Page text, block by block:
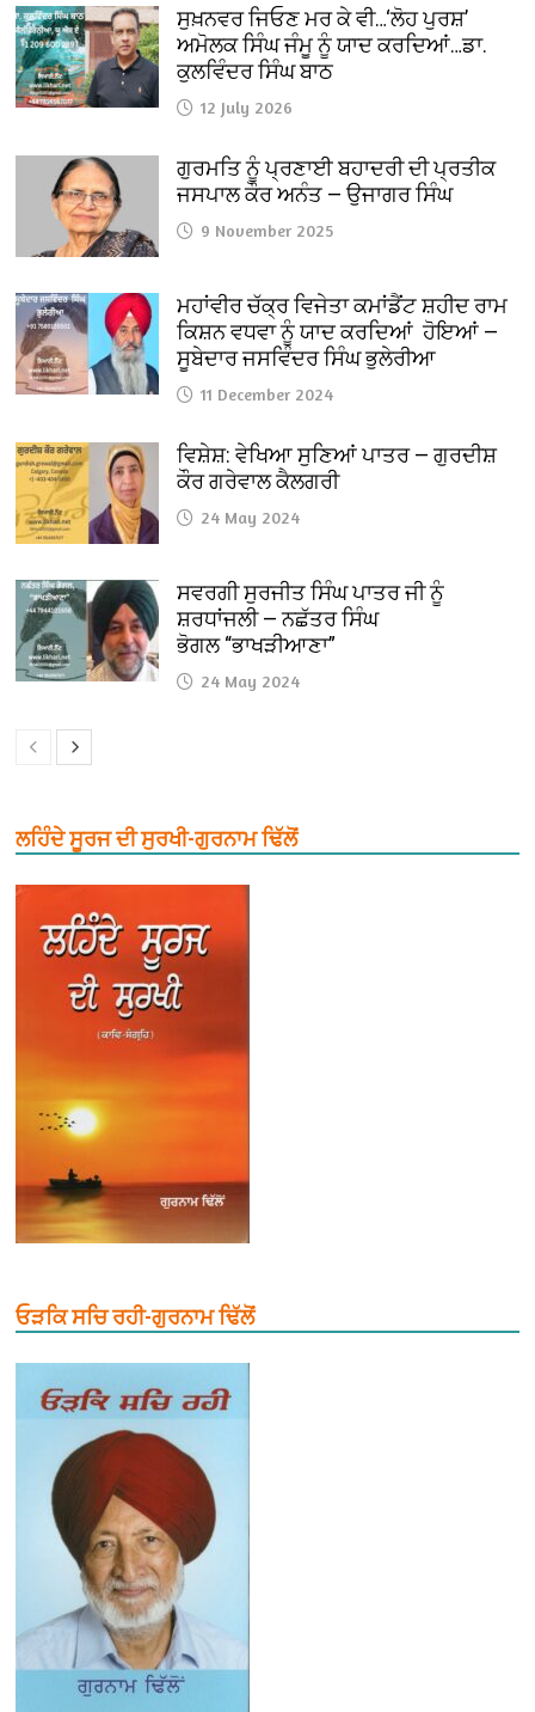
ਸੁਖ਼ਨਵਰ ਜਿਓਣ ਮਰ ਕੇ ਵੀ…‘ਲੋਹ ਪੁਰਸ਼’
ਅਮੋਲਕ ਸਿੰਘ ਜੰਮੂ ਨੂੰ ਯਾਦ ਕਰਦਿਆਂ…ਡਾ.
ਕੁਲਵਿੰਦਰ ਸਿੰਘ ਬਾਠ
12 July 2026
ਗੁਰਮਤਿ ਨੂੰ ਪ੍ਰਣਾਈ ਬਹਾਦਰੀ ਦੀ ਪ੍ਰਤੀਕ
ਜਸਪਾਲ ਕੌਰ ਅਨੰਤ — ਉਜਾਗਰ ਸਿੰਘ
9 November 2025
ਮਹਾਂਵੀਰ ਚੱਕ੍ਰ ਵਿਜੇਤਾ ਕਮਾਂਡੈਂਟ ਸ਼ਹੀਦ ਰਾਮ
ਕਿਸ਼ਨ ਵਧਵਾ ਨੂੰ ਯਾਦ ਕਰਦਿਆਂ ਹੋਇਆਂ —
ਸੂਬੇਦਾਰ ਜਸਵਿੰਦਰ ਸਿੰਘ ਭੁਲੇਰੀਆ
11 December 2024
ਵਿਸ਼ੇਸ਼: ਵੇਖਿਆ ਸੁਣਿਆਂ ਪਾਤਰ — ਗੁਰਦੀਸ਼
ਕੌਰ ਗਰੇਵਾਲ ਕੈਲਗਰੀ
24 May 2024
ਸਵਰਗੀ ਸੁਰਜੀਤ ਸਿੰਘ ਪਾਤਰ ਜੀ ਨੂੰ
ਸ਼ਰਧਾਂਜਲੀ — ਨਛੱਤਰ ਸਿੰਘ
ਭੋਗਲ “ਭਾਖੜੀਆਣਾ”
24 May 2024
ਲਹਿੰਦੇ ਸੂਰਜ ਦੀ ਸੁਰਖੀ-ਗੁਰਨਾਮ ਢਿੱਲੋਂ
ਓੜਕਿ ਸਚਿ ਰਹੀ-ਗੁਰਨਾਮ ਢਿੱਲੋਂ